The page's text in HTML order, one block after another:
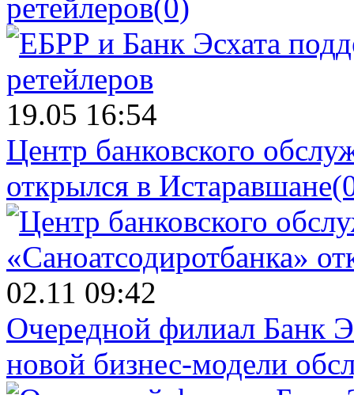
ретейлеров(0)
19.05 16:54
Центр банковского
открылся в Истаравшане
02.11 09:42
Очередной филиал Банк
новой бизнес-модели